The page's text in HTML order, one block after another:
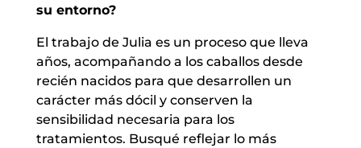
su entorno?
El trabajo de Julia es un proceso que lleva
años, acompañando a los caballos desde
recién nacidos para que desarrollen un
carácter más dócil y conserven la
sensibilidad necesaria para los
tratamientos. Busqué reflejar lo más